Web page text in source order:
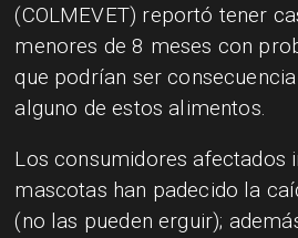
(COLMEVET) reportó tener
menores de 8 meses con
que podrían ser
alguno de estos alimentos.
Los consumidores afectados
mascotas han padecido la
(no las pueden erguir);